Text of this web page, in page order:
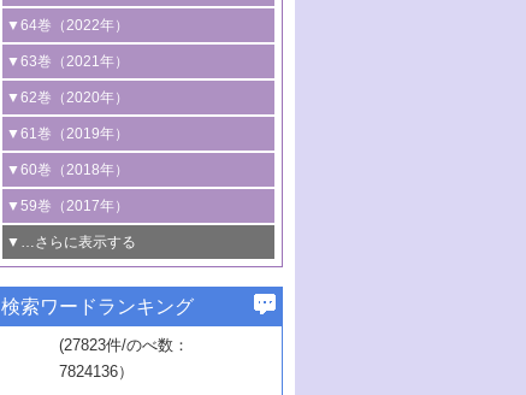
3号 有機分子変換やCO 資源化のための
光触媒に関する最近の研究
B号 第137回触媒討論会（2026年）
2号 水素製造のための水分解技術に関す
る最近の研究
3号 オレフィン系樹脂の精密合成に関す
る最新技術
4号 アルコール類の効率的変換を実現す
る非貴金属触媒の研究動向
5号 ゼオライトの合成と応用における研
究動向
6号 ヘテロ接合界面
B号 第135回触媒討論会（2025年）
2号 規制反応場を活用した固体触媒研究
の新展開
3号 未踏分子変換を目指した酸化触媒プ
ロセスの最前線
4号 シンクロトロン放射光および中性子
線を利用した触媒解析技術の最先端
5号 単原子触媒
6号 参照触媒委員会からのお知らせ
B号 第133回触媒討論会（2023年）
1号 炭素が関わる触媒機能
2号 プラスチックケミカルリサイクルの
ための触媒技術
3号 非酸化物系金属化合物を基盤とした
触媒材料の開発
4号 格子酸素・格子酸素欠陥を利用した
触媒反応
5号 生体触媒によるエネルギー変換反応
6号 窒素とリンの循環のための触媒・機
能性材料
▼64巻（2022年）
1号 合成ガス製造とCOを用いるケミカル
ズ合成の最新動向
2号 化学品合成のための合金触媒開発
3号 CO の排出削減および有効活用のた
めの触媒技術
4号 若手による情報発信企画～とびたて
若き触媒の研究者たち～（1）
若き触媒の研究者たち～（2）
6号 石油のノーブル・ユースを志向した
触媒技術
▼63巻（2021年）
1号 金触媒の新展開
2号 ペロブスカイト
3号 特殊反応場を利用した触媒的分子変
換反応
4号 多孔質材料を用いた触媒の新展開
5号 情報学的手法を用いた触媒開発
6号 カーボンニュートラルに向けた電解
技術
B号 第127回触媒討論会（2021年・オン
ライン開催(Zoom)のみ）
▼62巻（2020年）
1号 触媒設計を拓く欠陥構造のキャラク
タリゼーション
2号 機能化学品製造に資するクリーンな
触媒的酸化反応
3号 水処理のための触媒化学
4号 光触媒を用いた水分解の最新の研究
動向
5号 次世代の触媒プロセスを支えるマイ
▼61巻（2019年）
1号 物質移動制御に着目した触媒プロセ
ス開発
2号 CO2 フリー水素サプライチェーンに
関わる触媒開発動向
3号 精密高分子合成に関する最近の研究
動向
4号 バイオマス化成品製造のための触媒
▼60巻（2018年）
1号 固体酸触媒の最新の研究動向
2号 二酸化炭素からの有用化学品合成
3号 ナノ粒子・クラスター触媒の最前線
4号 60周年記念企画
5号 進化するゼオライト合成技術
6号 非貴金属系触媒における電気化学的
▼59巻（2017年）
1号 いたるところに，触媒
最先端技術
3号 無機分離膜材料の開発と触媒反応プ
ロセスへの適用
▼…さらに表示する
1号 ユニークな構造の高分子を生み出す触
2号 リグニンからの化成品製造に向けた触
▼57巻（2015年）
1号 水素キャリアにかかわる触媒技術の新
▼56巻（2014年）
検索ワードランキング
(27823件/のべ数：
7824136）